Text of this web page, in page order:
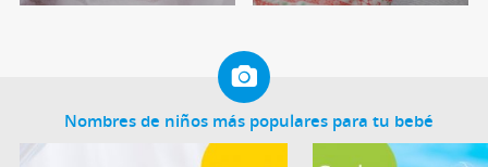
Nombres de niños más populares para tu bebé